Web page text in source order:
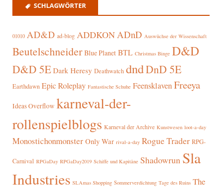
SCHLAGWÖRTER
01010 AD&D ad-blog ADDKONADnD Auswüchse der Wissenschaft
Beutelschneider Blue Planet BTL Christmas Binge D&D
D&D 5E Dark Heresy Deathwatch dndDnD 5E
Earthdawn Epic Roleplay Fantastische Schuhe FeensklavenFreeya
Ideas Overflow karneval-der-
rollenspielblogs Karneval der Archive Kunstwesen loot-a-day
Monostichonmonster Only War rival-a-day Rogue Trader RPG-
Carnival RPGaDay RPGaDay2019 Schiffe und Kapitäne Shadowrun Sla
Industries SLAmas Shopping Sommerverdichtung Tage des Ruins The